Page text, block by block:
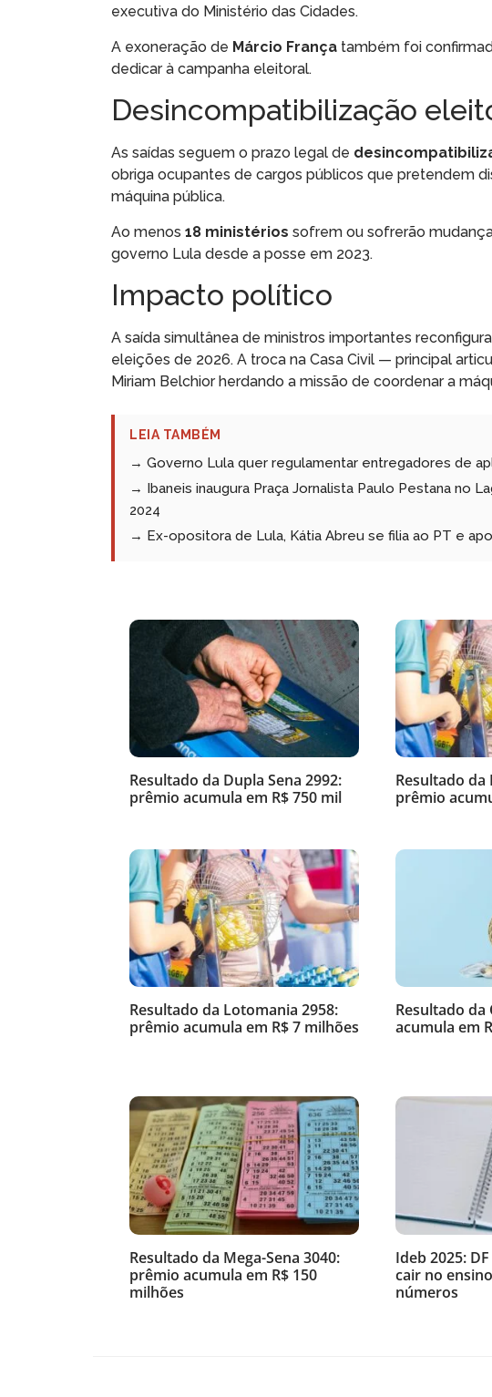
executiva do Ministério das Cidades.
A exoneração de Márcio França também foi
dedicar à campanha eleitoral.
Desincompatibilização
As saídas seguem o prazo legal de
obriga ocupantes de cargos públicos que pretendem
máquina pública.
Ao menos 18 ministérios sofrem ou sofrerão
governo Lula desde a posse em 2023.
Impacto político
A saída simultânea de ministros importantes
eleições de 2026. A troca na Casa Civil — principal
Miriam Belchior herdando a missão de coordenar a
LEIA TAMBÉM
→ Governo Lula quer regulamentar entregadores de
→ Ibaneis inaugura Praça Jornalista Paulo Pestana no
2024
→ Ex-opositora de Lula, Kátia Abreu se filia ao PT e
Resultado da Dupla Sena 2992:
prêmio acumula em R$ 750 mil
Resultado da
prêmio
Resultado da Lotomania 2958:
prêmio acumula em R$ 7 milhões
Resultado da
acumula em
Resultado da Mega-Sena 3040:
prêmio acumula em R$ 150
milhões
Ideb 2025:
cair no
números